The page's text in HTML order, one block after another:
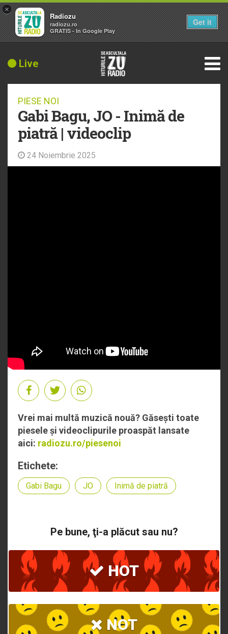
Live
PIESE NOI
Gabi Bagu, JO - Inimă de
piatră | videoclip
24 Noiembrie 2025
Vrei mai multă muzică nouă? Găsești toate
piesele și videoclipurile proaspăt lansate
aici: radiozu.ro/piesenoi
Etichete:
Gabi Bagu JO Inimă de piatră
Pe bune, ţi-a plăcut sau nu?
HOT
NOT
×
Radiozu
radiozu.ro
GRATIS - In Google Play
Get it